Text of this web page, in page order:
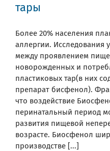
тары
Более 20% населения
аллергии. Исследования
между проявлением
новорожденных и
пластиковых тар(в них
препарат бисфенол).
что воздействие
перинатальный период
развития пищевой
возрасте. Биосфенол
производстве [...]